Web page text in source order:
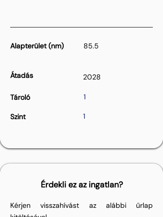
Alapterület (nm) 85.5
Átadás 2028
Tároló 1
Szint 1
Érdekli ez az ingatlan?
Kérjen visszahívást az alábbi űrlap